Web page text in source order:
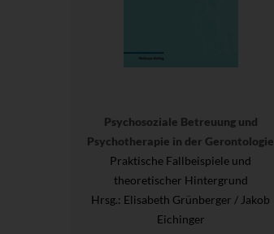
Psychosoziale Betreuung und
Psychotherapie in der Gerontologie
Praktische Fallbeispiele und
theoretischer Hintergrund
Hrsg.: Elisabeth Grünberger / Jakob
Eichinger